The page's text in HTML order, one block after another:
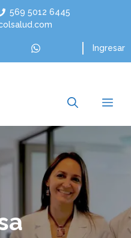
569 5012 6445
Ingresar